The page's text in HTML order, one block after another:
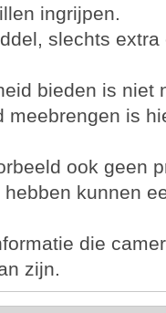
ingrijpen.
slechts extra
bieden is niet
meebrengen is
ook geen
kunnen
die
zijn.